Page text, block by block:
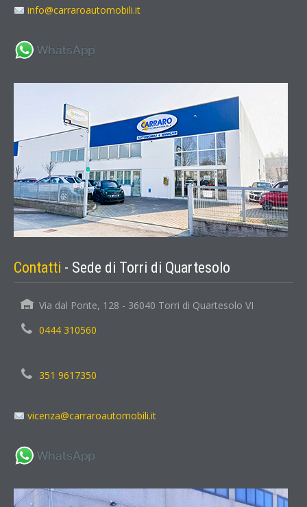
info@carraroautomobili.it
Contatti - Sede di Torri di Quartesolo
Via dal Ponte, 128 - 36040 Torri di Quartesolo VI
0444 310560
351 9617350
vicenza@carraroautomobili.it